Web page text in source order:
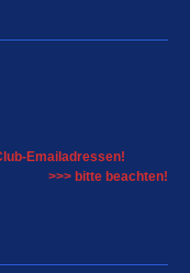
Emailadressen!
>>> bitte beachten!